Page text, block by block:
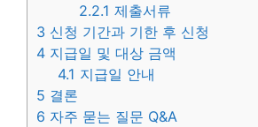
2.2.1 제출서류
3 신청 기간과 기한 후 신청
4 지급일 및 대상 금액
4.1 지급일 안내
5 결론
6 자주 묻는 질문 Q&A